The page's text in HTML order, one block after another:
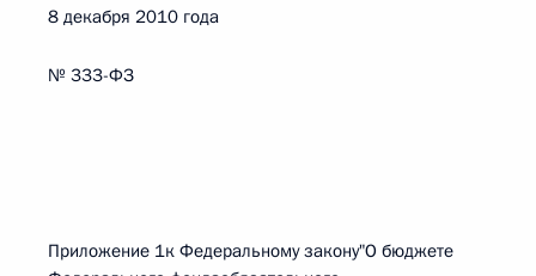
8 декабря 2010 года
№ 333-ФЗ
Приложение 1к Федеральному закону"О бюджете